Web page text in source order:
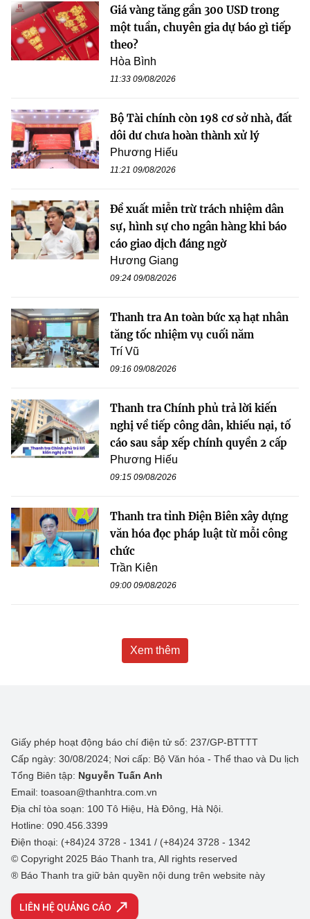
Giá vàng tăng gần 300 USD trong
một tuần, chuyên gia dự báo gì tiếp
theo?
Hòa Bình
11:33 09/08/2026
Bộ Tài chính còn 198 cơ sở nhà, đất
dôi dư chưa hoàn thành xử lý
Phương Hiếu
11:21 09/08/2026
Đề xuất miễn trừ trách nhiệm dân
sự, hình sự cho ngân hàng khi báo
cáo giao dịch đáng ngờ
Hương Giang
09:24 09/08/2026
Thanh tra An toàn bức xạ hạt nhân
tăng tốc nhiệm vụ cuối năm
Trí Vũ
09:16 09/08/2026
Thanh tra Chính phủ trả lời kiến
nghị về tiếp công dân, khiếu nại, tố
cáo sau sắp xếp chính quyền 2 cấp
Phương Hiếu
09:15 09/08/2026
Thanh tra tỉnh Điện Biên xây dựng
văn hóa đọc pháp luật từ mỗi công
chức
Trần Kiên
09:00 09/08/2026
Xem thêm
Giấy phép hoạt động báo chí điện tử số: 237/GP-BTTTT
Cấp ngày: 30/08/2024; Nơi cấp: Bộ Văn hóa - Thể thao và Du lịch
Tổng Biên tập: Nguyễn Tuấn Anh
Email: toasoan@thanhtra.com.vn
Địa chỉ tòa soạn: 100 Tô Hiệu, Hà Đông, Hà Nội.
Hotline: 090.456.3399
Điện thoại: (+84)24 3728 - 1341 / (+84)24 3728 - 1342
© Copyright 2025 Báo Thanh tra, All rights reserved
® Báo Thanh tra giữ bản quyền nội dung trên website này
LIÊN HỆ QUẢNG CÁO